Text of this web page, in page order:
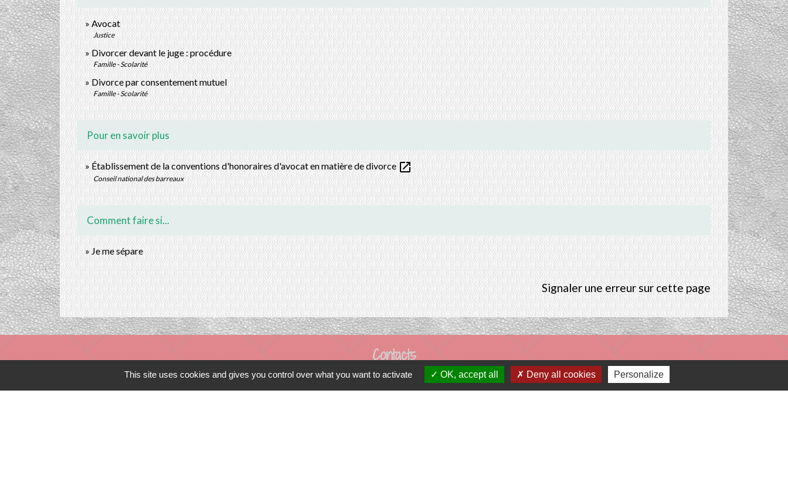
Avocat
Justice
Divorcer devant le juge : procédure
Famille - Scolarité
Divorce par consentement mutuel
Famille - Scolarité
Pour en savoir plus
Établissement de la conventions d'honoraires d'avocat en matière de divorce open_in_new
Conseil national des barreaux
Comment faire si...
Je me sépare
Signaler une erreur sur cette page
Contacts
Commune de Prunay-Cassereau
11, rue de l'Hôtel de Ville
This site uses cookies and gives you control over what you want to activate OK, accept all Deny all cookies Personalize